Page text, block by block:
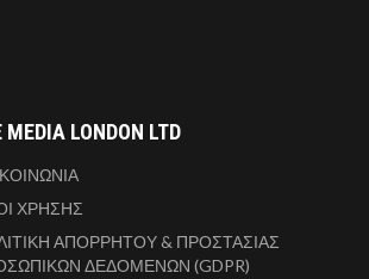
LONDON LTD
ΧΡΗΣΗΣ
ΑΠΟΡΡΗΤΟΥ & ΠΡΟΣΤΑΣΙΑΣ
ΔΕΔΟΜΕΝΩΝ (GDPR)